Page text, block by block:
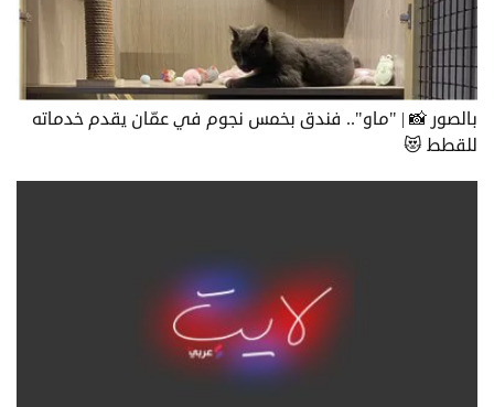
بالصور 📸 | "ماو".. فندق بخمس نجوم في عمّان يقدم خدماته
للقطط 😻